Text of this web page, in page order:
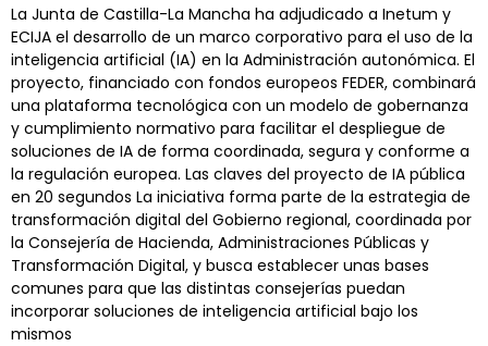
La Junta de Castilla-La Mancha ha adjudicado a Inetum y
ECIJA el desarrollo de un marco corporativo para el uso de la
inteligencia artificial (IA) en la Administración autonómica. El
proyecto, financiado con fondos europeos FEDER, combinará
una plataforma tecnológica con un modelo de gobernanza
y cumplimiento normativo para facilitar el despliegue de
soluciones de IA de forma coordinada, segura y conforme a
la regulación europea. Las claves del proyecto de IA pública
en 20 segundos La iniciativa forma parte de la estrategia de
transformación digital del Gobierno regional, coordinada por
la Consejería de Hacienda, Administraciones Públicas y
Transformación Digital, y busca establecer unas bases
comunes para que las distintas consejerías puedan
incorporar soluciones de inteligencia artificial bajo los
mismos